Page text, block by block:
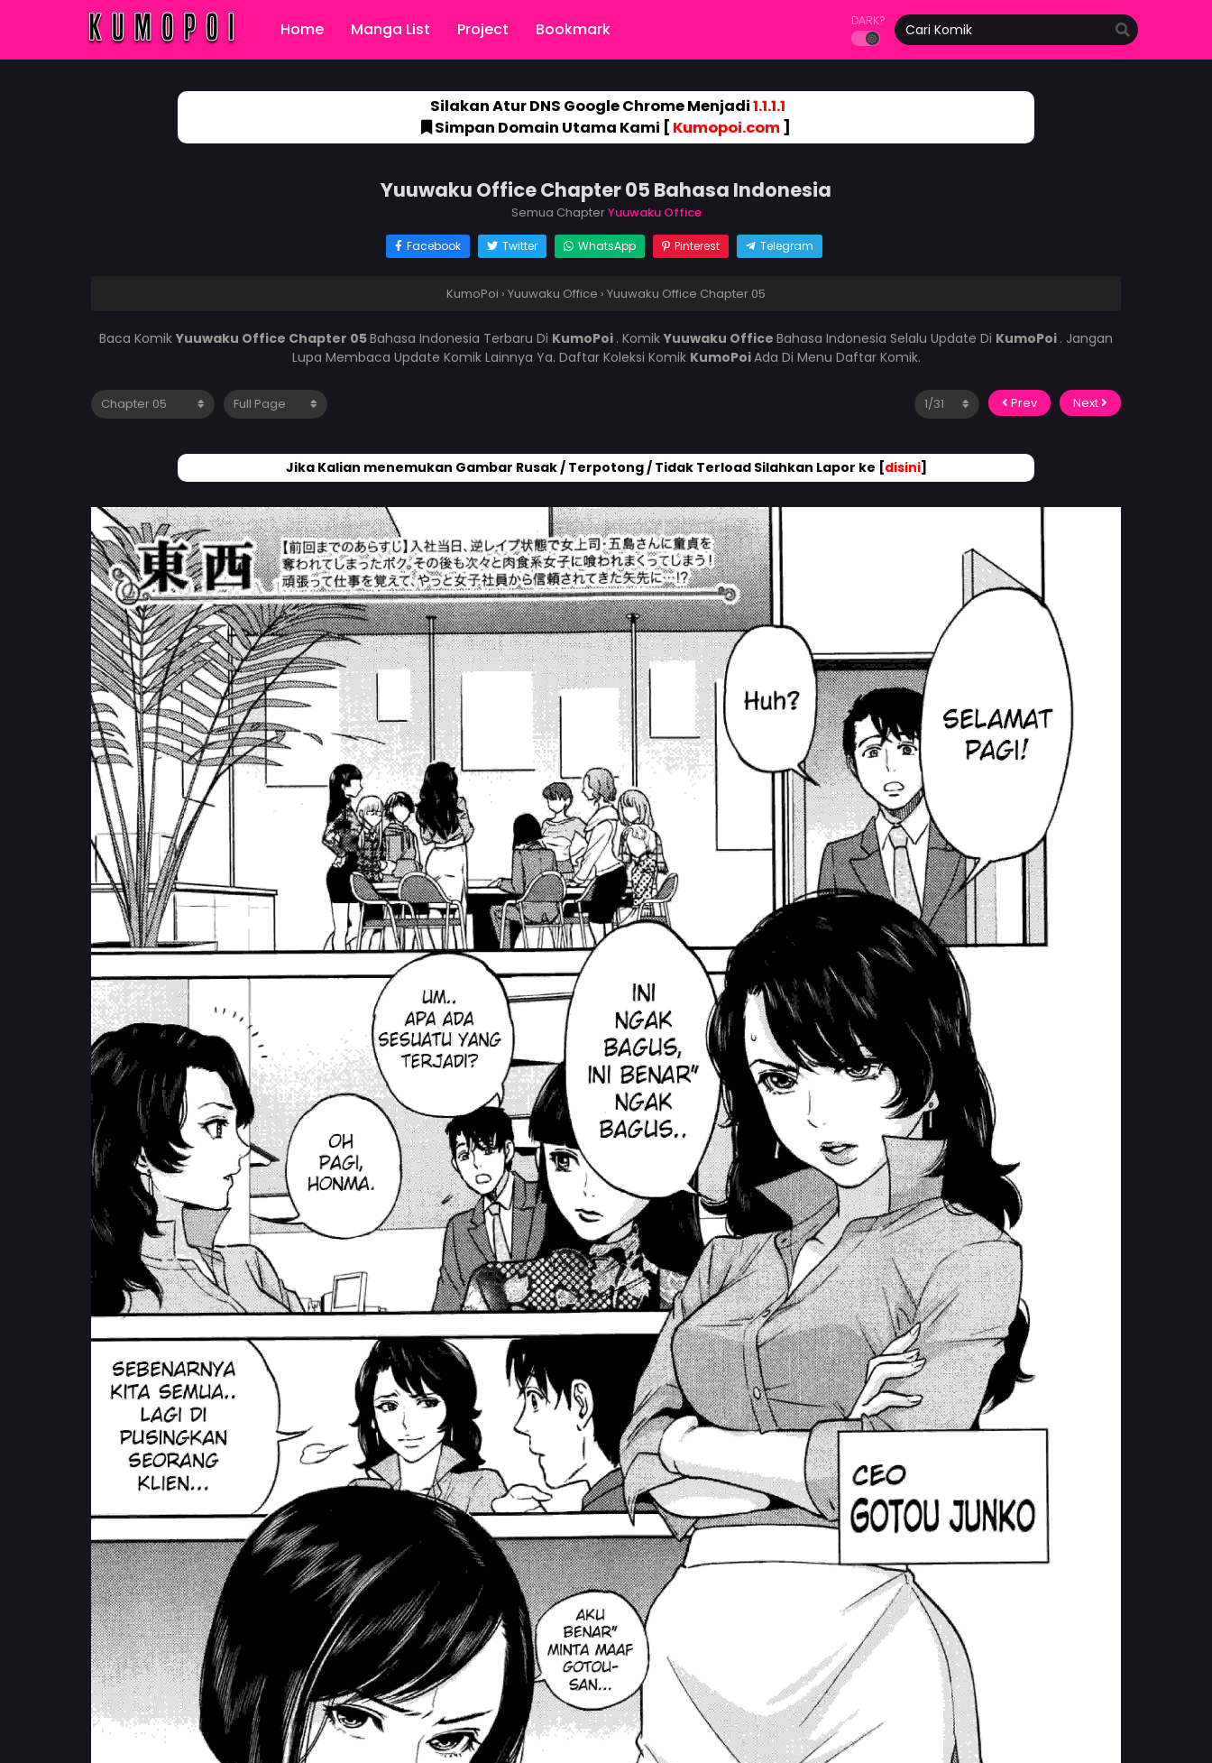
Home Manga List Project Bookmark DARK?
Silakan Atur DNS Google Chrome Menjadi1.1.1.1
Simpan Domain Utama Kami [ Kumopoi.com]
Yuuwaku Office Chapter 05 Bahasa Indonesia
Semua ChapterYuuwaku Office
Facebook Twitter WhatsApp Pinterest Telegram
KumoPoi › Yuuwaku Office › Yuuwaku Office Chapter 05
Baca Komik Yuuwaku Office Chapter 05Bahasa Indonesia Terbaru Di KumoPoi . Komik Yuuwaku Office Bahasa Indonesia Selalu Update Di KumoPoi . Jangan
Lupa Membaca Update Komik Lainnya Ya. Daftar Koleksi Komik KumoPoiAda Di Menu Daftar Komik.
Prev Next
Jika Kalian menemukan Gambar Rusak / Terpotong / Tidak Terload Silahkan Lapor ke [disini]